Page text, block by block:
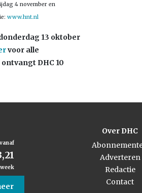
4 november en
www.hnt.nl
13 oktober
voor alle
DHC 10
Over DHC
Adverteren
Redactie
Contact